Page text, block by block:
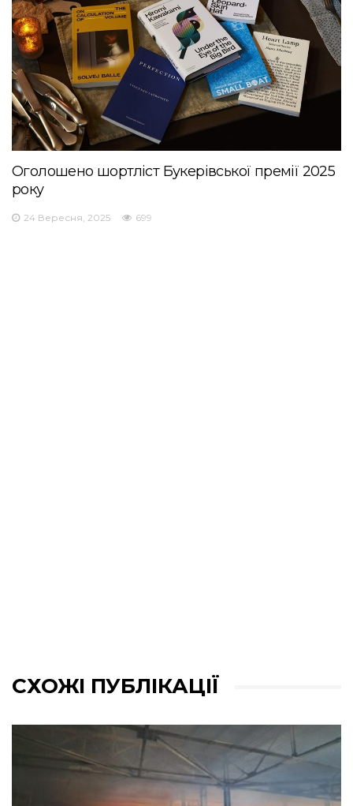
Оголошено шортліст Букерівської премії 2025
року
24 Вересня, 2025 699
СХОЖІ ПУБЛІКАЦІЇ